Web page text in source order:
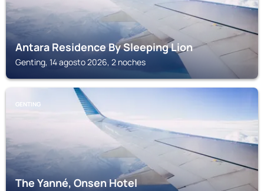
Antara Residence By Sleeping Lion
Genting, 14 agosto 2026, 2 noches
GENTING
The Yanné, Onsen Hotel